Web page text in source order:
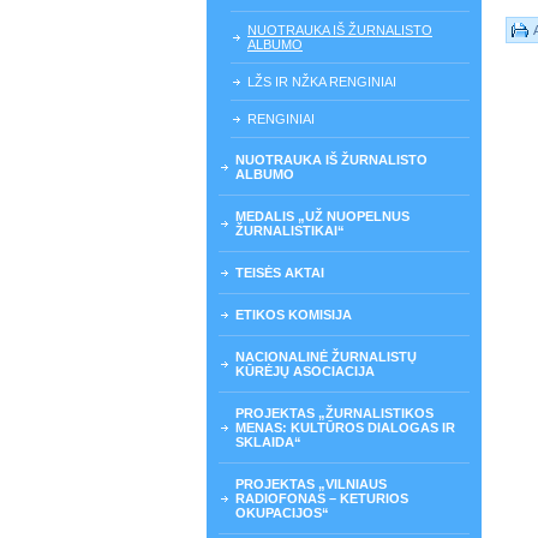
NUOTRAUKA IŠ ŽURNALISTO
ALBUMO
LŽS IR NŽKA RENGINIAI
RENGINIAI
NUOTRAUKA IŠ ŽURNALISTO
ALBUMO
MEDALIS „UŽ NUOPELNUS
ŽURNALISTIKAI“
TEISĖS AKTAI
ETIKOS KOMISIJA
NACIONALINĖ ŽURNALISTŲ
KŪRĖJŲ ASOCIACIJA
PROJEKTAS „ŽURNALISTIKOS
MENAS: KULTŪROS DIALOGAS IR
SKLAIDA“
PROJEKTAS „VILNIAUS
RADIOFONAS – KETURIOS
OKUPACIJOS“